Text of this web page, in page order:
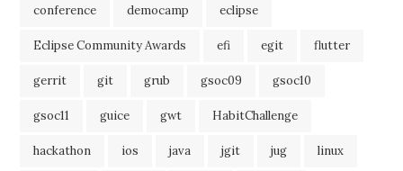
conference democamp eclipse
Eclipse Community Awards efi egit flutter
gerrit git grub gsoc09 gsoc10
gsoc11 guice gwt HabitChallenge
hackathon ios java jgit jug linux